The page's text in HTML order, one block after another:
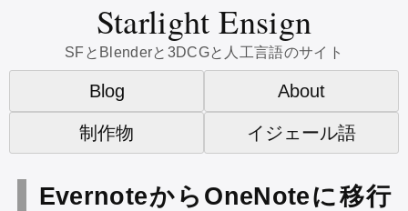
Starlight Ensign
SFとBlenderと3DCGと人工言語のサイト
Blog About
制作物 イジェール語
EvernoteからOneNoteに移行